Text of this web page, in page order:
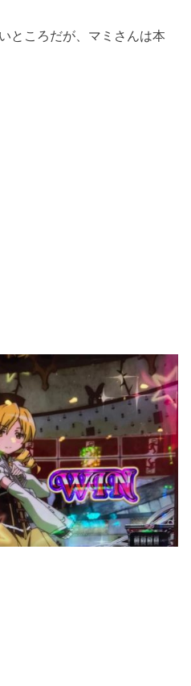
ところだが、マミさんは本